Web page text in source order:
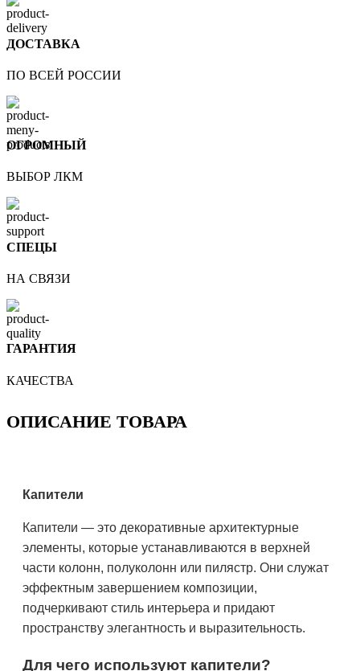
ДОСТАВКА
ПО ВСЕЙ РОССИИ
ОГРОМНЫЙ
ВЫБОР ЛКМ
СПЕЦЫ
НА СВЯЗИ
ГАРАНТИЯ
КАЧЕСТВА
ОПИСАНИЕ ТОВАРА
Капители
Капители — это декоративные архитектурные
элементы, которые устанавливаются в верхней
части колонн, полуколонн или пилястр. Они служат
эффектным завершением композиции,
подчеркивают стиль интерьера и придают
пространству элегантность и выразительность.
Для чего используют капители?